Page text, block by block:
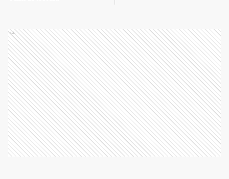
Ads